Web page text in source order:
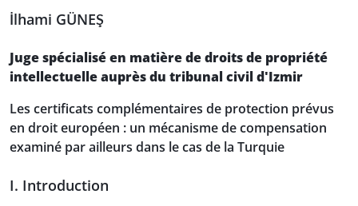
İlhami GÜNEŞ
Juge spécialisé en matière de droits de propriété
intellectuelle auprès du tribunal civil d'Izmir
Les certificats complémentaires de protection prévus
en droit européen : un mécanisme de compensation
examiné par ailleurs dans le cas de la Turquie
I. Introduction